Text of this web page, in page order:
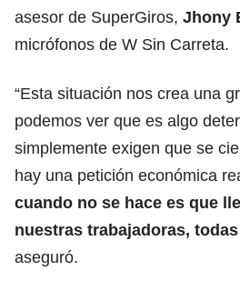
asesor de SuperGiros, Jhony
micrófonos de W Sin Carreta.
“Esta situación nos crea una
podemos ver que es algo
simplemente exigen que se
hay una petición económica
cuando no se hace es que
nuestras trabajadoras,
aseguró.